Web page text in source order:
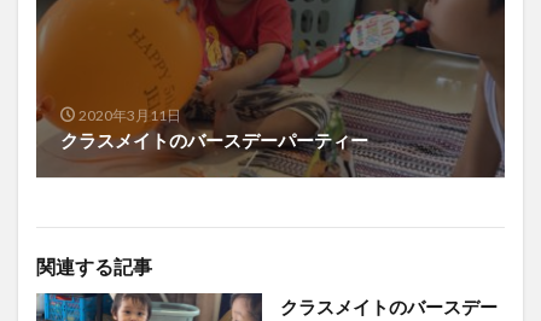
2020年3月11日
クラスメイトのバースデーパーティー
関連する記事
クラスメイトのバースデー